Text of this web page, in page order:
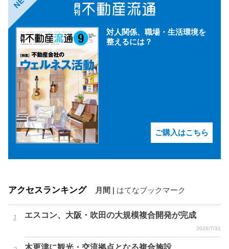
対人関係、職場・生活環境を
整えるには？
ご購入はこちら
アクセスランキング 月間 | はてなブックマーク
エスコン、大阪・吹田の大規模複合開発が完成
2026/7/31
木更津に観光・交流拠点となる複合施設